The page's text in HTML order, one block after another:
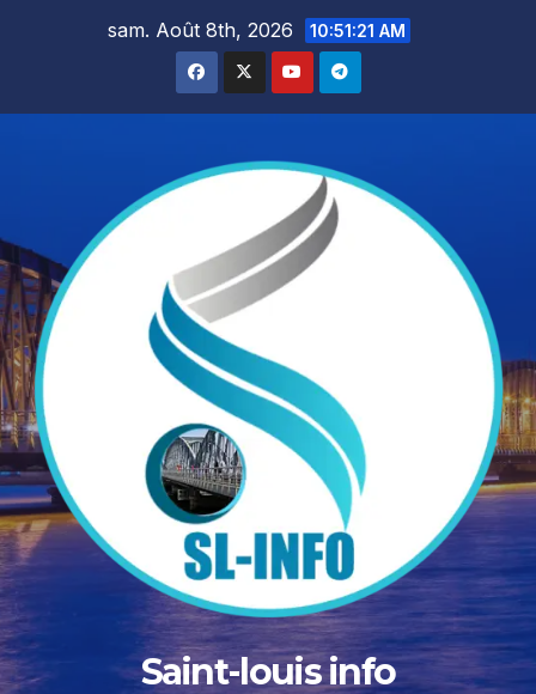
sam. Août 8th, 2026 10:51:23 AM
Saint-louis info